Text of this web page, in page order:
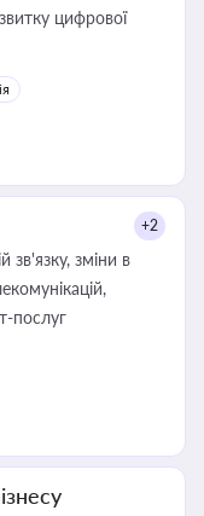
цифрової
+2
зв'язку, зміни в
послуг